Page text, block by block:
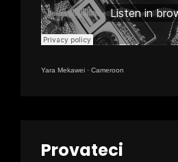
Yara Mekawei · Cameroon
Provateci